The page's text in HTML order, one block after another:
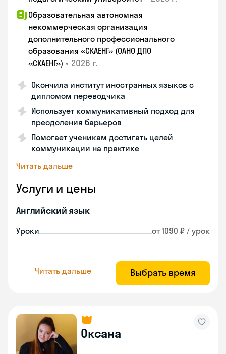
Образовательная автономная
некоммерческая организация
дополнительного профессионального
образования «СКАЕНГ» (ОАНО ДПО
«СКАЕНГ») • 2026 г.
Окончила институт иностранных языков с
дипломом переводчика
Использует коммуникативный подход для
преодоления барьеров
Помогает ученикам достигать целей
коммуникации на практике
Читать дальше
Услуги и цены
Английский язык
Уроки от 1090 ₽ / урок
Читать дальше Выбрать время
Оксана